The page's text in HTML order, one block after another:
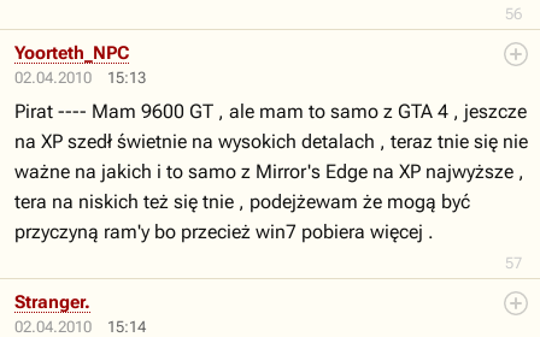
56
02.04.2010 15:13
57
Yoorteth_NPC
Pirat ---- Mam 9600 GT , ale mam to samo z GTA 4 , jeszcze
na XP szedł świetnie na wysokich detalach , teraz tnie się nie
ważne na jakich i to samo z Mirror's Edge na XP najwyższe ,
tera na niskich też się tnie , podejżewam że mogą być
przyczyną ram'y bo przecież win7 pobiera więcej .
02.04.2010 15:14
Stranger.